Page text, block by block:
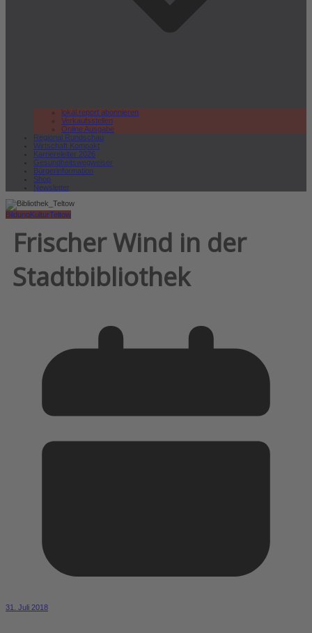
lokal.report abonnieren
Verkaufsstellen
Online Ausgabe
Regional Rundschau
Wirtschaft.Kompakt
Karriereleiter 2026
Gesundheitswegweiser
Bürgerinformation
Shop
Newsletter
BildungKulturTeltow
Frischer Wind in der
Stadtbibliothek
31. Juli 2018